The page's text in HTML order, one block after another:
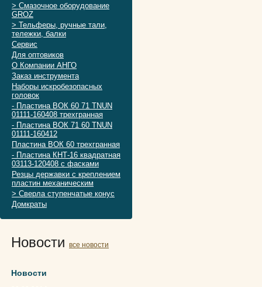
> Смазочное оборудование
GROZ
> Тельферы, ручные тали,
тележки, балки
Сервис
Для оптовиков
О Компании АНГО
Заказ инструмента
Наборы искробезопасных
головок
- Пластина ВОК 60 71 TNUN
01111-160408 трехгранная
- Пластина ВОК 71 60 TNUN
01111-160412
Пластина ВОК 60 трехгранная
- Пластина КНТ-16 квадратная
03113-120408 с фасками
Резцы державки с креплением
пластин механическим
> Сверла ступенчатые конус
Домкраты
Новости все новости
Новости